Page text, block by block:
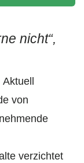
nicht“,
von
verzichtet